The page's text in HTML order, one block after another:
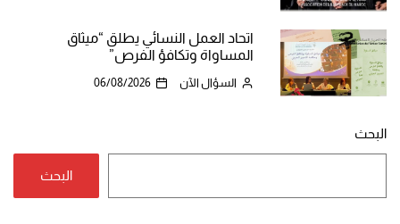
اتحاد العمل النسائي يطلق “ميثاق
المساواة وتكافؤ الفرص”
السؤال الآن 06/08/2026
البحث
البحث